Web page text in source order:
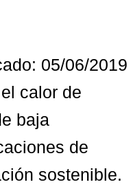
05/06/2019
calor de
baja
de
sostenible.